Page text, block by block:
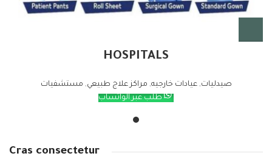
HOSPITALS
صيدليات,عيادات خارجيه, مراكز علاج طبيعي, مستشفيات
طلب عبر الواتساب
Cras consectetur